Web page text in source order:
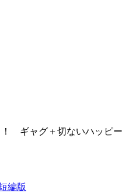
！ ギャグ＋切ないハッピー